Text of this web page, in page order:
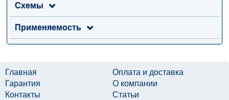
Схемы
Применяемость
Главная
Оплата и доставка
Гарантия
О компании
Контакты
Статьи